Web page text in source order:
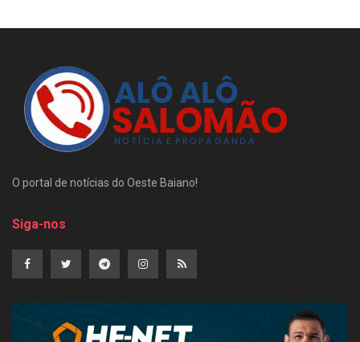
O portal de notícias do Oeste Baiano!
Siga-nos